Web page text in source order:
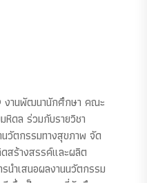
งานพัฒนานักศึกษา คณะ
หิดล ร่วมกับรายวิชา
วัตกรรมทางสุขภาพ จัด
สร้างสรรค์และผลิต
นำเสนอผลงานนวัตกรรม